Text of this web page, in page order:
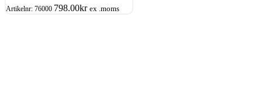
Artikelnr: 76000 798.00kr ex .moms